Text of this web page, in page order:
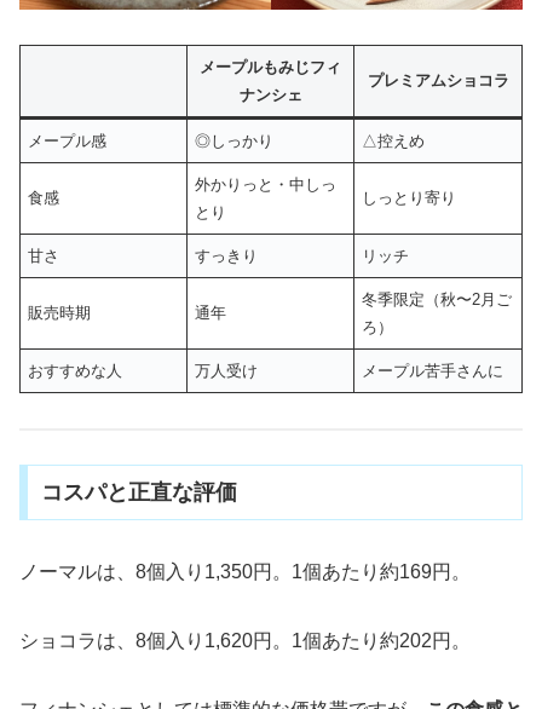
メープルもみじフィ
ナンシェ
プレミアムショコラ
メープル感 ◎しっかり △控えめ
食感
外かりっと・中しっ
とり
しっとり寄り
甘さ すっきり リッチ
販売時期 通年
冬季限定（秋〜2月ご
ろ）
おすすめな人 万人受け メープル苦手さんに
コスパと正直な評価
ノーマルは、8個入り1,350円。1個あたり約169円。
ショコラは、8個入り1,620円。1個あたり約202円。